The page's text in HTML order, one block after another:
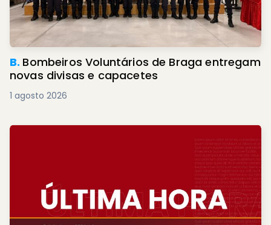
B. Bombeiros Voluntários de Braga entregam
novas divisas e capacetes
1 agosto 2026